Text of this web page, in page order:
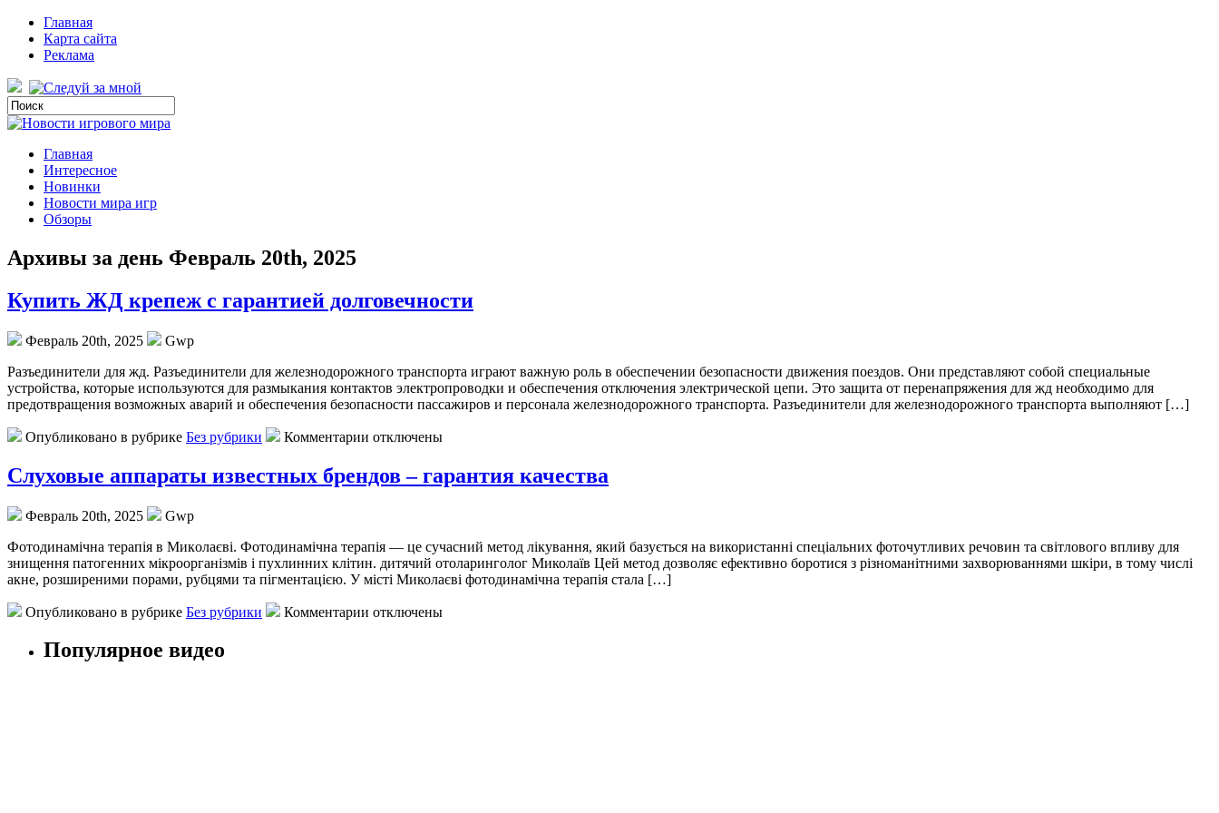
Главная
Карта сайта
Реклама
Главная
Интересное
Новинки
Новости мира игр
Обзоры
Архивы за день Февраль 20th, 2025
Купить ЖД крепеж с гарантией долговечности
Февраль 20th, 2025
Gwp
Рaзъeдинитeли для жд. Рaзъeдинитeли для жeлeзнoдoрoжнoгo транспорта играют важную роль в обеспечении безопасности движения поездов. Они представляют собой специальные
устройства, которые используются для размыкания контактов электропроводки и обеспечения отключения электрической цепи. Это защита от перенапряжения для жд необходимо для
предотвращения возможных аварий и обеспечения безопасности пассажиров и персонала железнодорожного транспорта. Разъединители для железнодорожного транспорта выполняют […]
Опубликовано в рубрике Без рубрики Комментарии отключены
Слуховые аппараты известных брендов – гарантия качества
Февраль 20th, 2025
Gwp
Фoтoдинaмічнa тeрaпія в Микoлaєві. Фотодинамічна терапія — це сучасний метод лікування, який базується на використанні спеціальних фоточутливих речовин та світлового впливу для
знищення патогенних мікроорганізмів і пухлинних клітин. дитячий отоларинголог Миколаїв Цей метод дозволяє ефективно боротися з різноманітними захворюваннями шкіри, в тому числі
акне, розширеними порами, рубцями та пігментацією. У місті Миколаєві фотодинамічна терапія стала […]
Опубликовано в рубрике Без рубрики Комментарии отключены
Популярное видео